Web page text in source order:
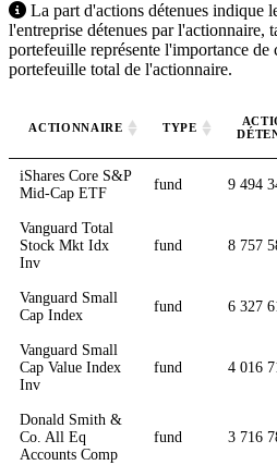
La part d'actions détenues indique
l'entreprise détenues par l'actionnaire,
portefeuille représente l'importance de
portefeuille total de l'actionnaire.
ACTIONNAIRE TYPE
iShares Core S&P
Mid-Cap ETF
fund 9 494
Vanguard Total
Stock Mkt Idx
Inv
fund 8 757
Vanguard Small
Cap Index
fund 6 327
Vanguard Small
Cap Value Index
Inv
fund 4 016
Donald Smith &
Co. All Eq
Accounts Comp
fund 3 716